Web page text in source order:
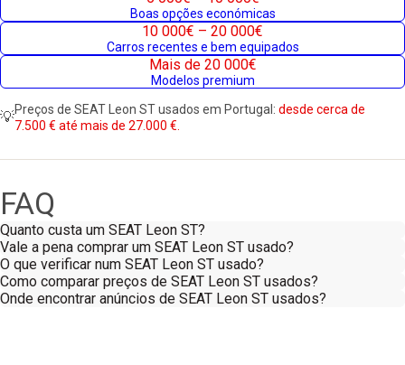
Boas opções económicas
10 000€ – 20 000€
Carros recentes e bem equipados
Mais de 20 000€
Modelos premium
💡Preços de SEAT Leon ST usados em Portugal: desde cerca de
7.500 € até mais de 27.000 €.
FAQ
Quanto custa um SEAT Leon ST?
Vale a pena comprar um SEAT Leon ST usado?
O que verificar num SEAT Leon ST usado?
Como comparar preços de SEAT Leon ST usados?
Onde encontrar anúncios de SEAT Leon ST usados?